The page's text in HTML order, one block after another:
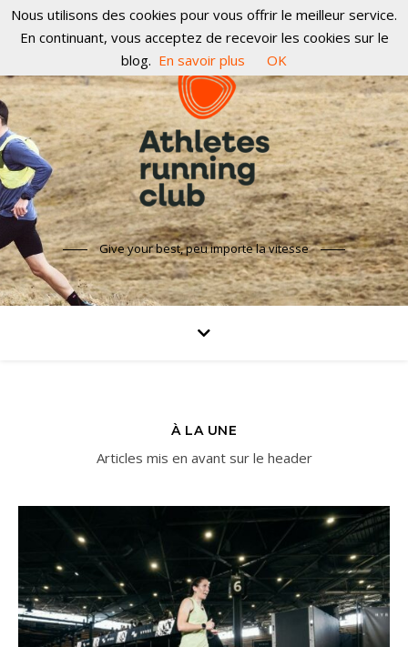
Give your best, peu importe la vitesse
À LA UNE
Articles mis en avant sur le header
Nous utilisons des cookies pour vous offrir le meilleur service.
En continuant, vous acceptez de recevoir les cookies sur le
blog. En savoir plus OK